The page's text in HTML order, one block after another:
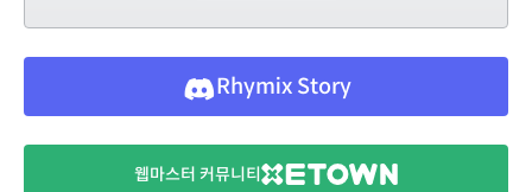
Rhymix Story
웹마스터 커뮤니티